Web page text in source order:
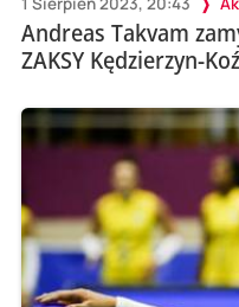
Andreas Takvam
ZAKSY Kędzierzyn-